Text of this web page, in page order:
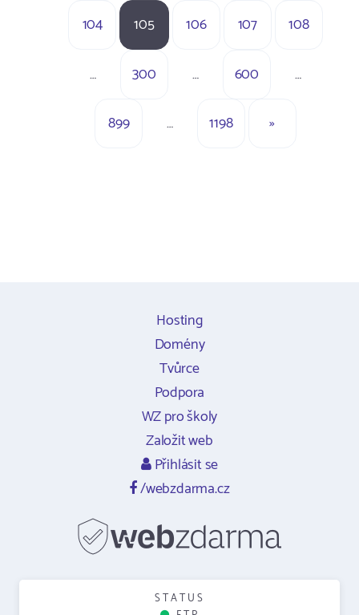
104 105 106 107 108
… 300 … 600 …
899 … 1198 »
Hosting
Domény
Tvůrce
Podpora
WZ pro školy
Založit web
Přihlásit se
/webzdarma.cz
STATUS